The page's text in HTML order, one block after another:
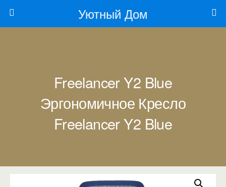
Уютный Дом
Freelancer Y2 Blue
Эргономичное Кресло
Freelancer Y2 Blue